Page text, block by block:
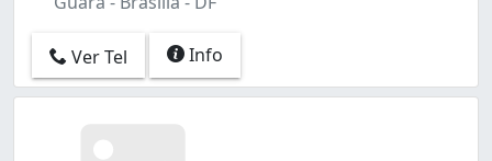
Ver Tel Info